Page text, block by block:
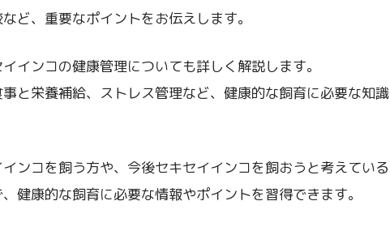
ど、重要なポイントをお伝えします。
インコの健康管理についても詳しく解説します。
と栄養補給、ストレス管理など、健康的な飼育に必要な知識
ンコを飼う方や、今後セキセイインコを飼おうと考えている
健康的な飼育に必要な情報やポイントを習得できます。